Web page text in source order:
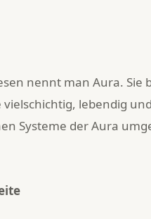
nennt man Aura. Sie
lebendig
Systeme der Aura